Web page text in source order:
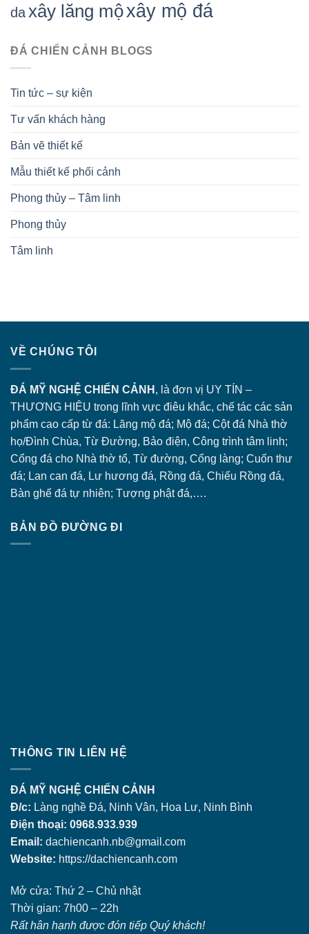
daxây lăng mộxây mộ đá
ĐÁ CHIẾN CẢNH BLOGS
Tin tức – sự kiện
Tư vấn khách hàng
Bản vẽ thiết kế
Mẫu thiết kế phối cảnh
Phong thủy – Tâm linh
Phong thủy
Tâm linh
VỀ CHÚNG TÔI
ĐÁ MỸ NGHỆ CHIẾN CẢNH , là đơn vị UY TÍN –
THƯƠNG HIỆU trong lĩnh vực điêu khắc, chế tác các sản
phẩm cao cấp từ đá: Lăng mộ đá; Mộ đá; Cột đá Nhà thờ
họ/Đình Chùa, Từ Đường, Bảo điện, Công trình tâm linh;
Cổng đá cho Nhà thờ tổ, Từ đường, Cổng làng; Cuốn thư
đá; Lan can đá, Lư hương đá, Rồng đá, Chiếu Rồng đá,
Bàn ghế đá tự nhiên; Tượng phật đá,….
BẢN ĐỒ ĐƯỜNG ĐI
THÔNG TIN LIÊN HỆ
ĐÁ MỸ NGHỆ CHIẾN CẢNH
Đ/c: Làng nghề Đá, Ninh Vân, Hoa Lư, Ninh Bình
Điện thoại: 0968.933.939
Email: dachiencanh.nb@gmail.com
Website: https://dachiencanh.com
Mở cửa: Thứ 2 – Chủ nhật
Thời gian: 7h00 – 22h
Rất hân hạnh được đón tiếp Quý khách!